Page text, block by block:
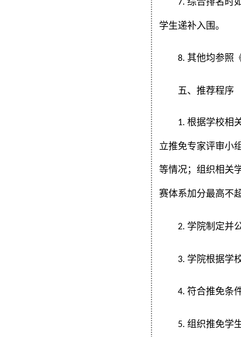
7.
学生递补入围。
8.其他均参照
五、推荐程序
1.根据学校相
立推免专家评审小
等情况；组织相关
赛体系加分最高不
2. 学院制定并
3. 学院根据学
4.符合推免条
5.组织推免学